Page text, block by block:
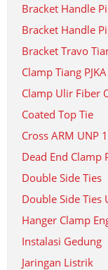
Bracket Handle
Bracket Handle
Bracket Travo
Clamp Tiang
Clamp Ulir Fiber
Coated Top Tie
Cross ARM UNP
Dead End Clamp
Double Side Ties
Double Side Ties
Hanger Clamp
Instalasi Gedung
Jaringan Listrik